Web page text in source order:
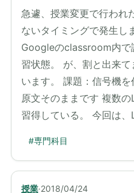
急遽、授業変更で行われ
ないタイミングで発生し
Googleのclassroom内で
習状態。 が、割と出来
います。 課題：信号機
原文そのままです 複数
習得している。 今回は、
#専門科目
授業·2018/04/24